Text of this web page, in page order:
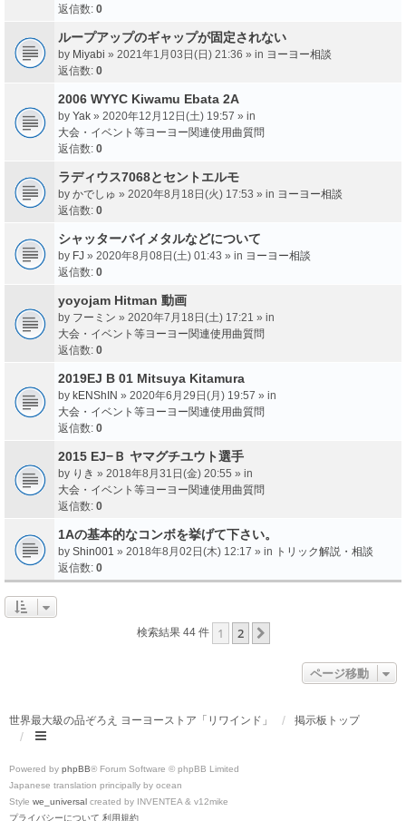
返信数: 0
ループアップのギャップが固定されない
by Miyabi » 2021年1月03日(日) 21:36 » in ヨーヨー相談
返信数: 0
2006 WYYC Kiwamu Ebata 2A
by Yak » 2020年12月12日(土) 19:57 » in
大会・イベント等ヨーヨー関連使用曲質問
返信数: 0
ラディウス7068とセントエルモ
by かでしゅ » 2020年8月18日(火) 17:53 » in ヨーヨー相談
返信数: 0
シャッターバイメタルなどについて
by FJ » 2020年8月08日(土) 01:43 » in ヨーヨー相談
返信数: 0
yoyojam Hitman 動画
by フーミン » 2020年7月18日(土) 17:21 » in
大会・イベント等ヨーヨー関連使用曲質問
返信数: 0
2019EJ B 01 Mitsuya Kitamura
by kENShIN » 2020年6月29日(月) 19:57 » in
大会・イベント等ヨーヨー関連使用曲質問
返信数: 0
2015 EJ−Ｂ ヤマグチユウト選手
by りき » 2018年8月31日(金) 20:55 » in
大会・イベント等ヨーヨー関連使用曲質問
返信数: 0
1Aの基本的なコンボを挙げて下さい。
by Shin001 » 2018年8月02日(木) 12:17 » in トリック解説・相談
返信数: 0
検索結果 44 件 1 2
ページ移動
世界最大級の品ぞろえ ヨーヨーストア「リワインド」 掲示板トップ
Powered by phpBB® Forum Software © phpBB Limited
Japanese translation principally by ocean
Style we_universal created by INVENTEA & v12mike
プライバシーについて 利用規約